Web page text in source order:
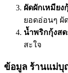
ผัดผักเหมียง
ยอดอ่อนๆ ผั
น้ำพริกกุ้งสด
สะใจ
ข้อมูล ร้านแม่บุ